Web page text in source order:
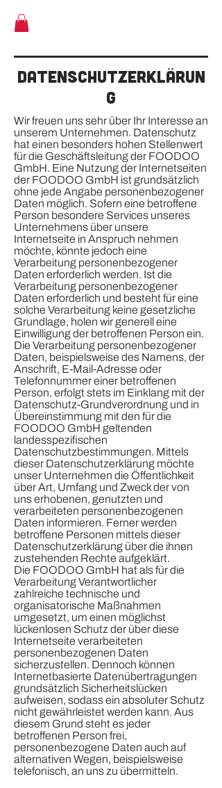
DATENSCHUTZERKLÄRUN
G
Wir freuen uns sehr über Ihr Interesse an
unserem Unternehmen. Datenschutz
hat einen besonders hohen Stellenwert
für die Geschäftsleitung der FOODOO
GmbH. Eine Nutzung der Internetseiten
der FOODOO GmbH ist grundsätzlich
ohne jede Angabe personenbezogener
Daten möglich. Sofern eine betroffene
Person besondere Services unseres
Unternehmens über unsere
Internetseite in Anspruch nehmen
möchte, könnte jedoch eine
Verarbeitung personenbezogener
Daten erforderlich werden. Ist die
Verarbeitung personenbezogener
Daten erforderlich und besteht für eine
solche Verarbeitung keine gesetzliche
Grundlage, holen wir generell eine
Einwilligung der betroffenen Person ein.
Die Verarbeitung personenbezogener
Daten, beispielsweise des Namens, der
Anschrift, E-Mail-Adresse oder
Telefonnummer einer betroffenen
Person, erfolgt stets im Einklang mit der
Datenschutz-Grundverordnung und in
Übereinstimmung mit den für die
FOODOO GmbH geltenden
landesspezifischen
Datenschutzbestimmungen. Mittels
dieser Datenschutzerklärung möchte
unser Unternehmen die Öffentlichkeit
über Art, Umfang und Zweck der von
uns erhobenen, genutzten und
verarbeiteten personenbezogenen
Daten informieren. Ferner werden
betroffene Personen mittels dieser
Datenschutzerklärung über die ihnen
zustehenden Rechte aufgeklärt.
Die FOODOO GmbH hat als für die
Verarbeitung Verantwortlicher
zahlreiche technische und
organisatorische Maßnahmen
umgesetzt, um einen möglichst
lückenlosen Schutz der über diese
Internetseite verarbeiteten
personenbezogenen Daten
sicherzustellen. Dennoch können
Internetbasierte Datenübertragungen
grundsätzlich Sicherheitslücken
aufweisen, sodass ein absoluter Schutz
nicht gewährleistet werden kann. Aus
diesem Grund steht es jeder
betroffenen Person frei,
personenbezogene Daten auch auf
alternativen Wegen, beispielsweise
telefonisch, an uns zu übermitteln.